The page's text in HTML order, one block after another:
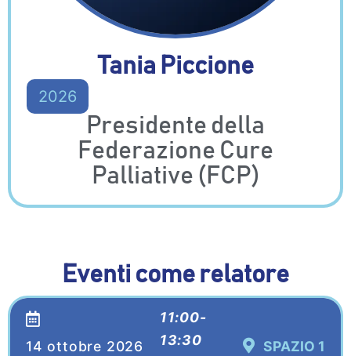
Tania Piccione
2026
Presidente della
Federazione Cure
Palliative (FCP)
Eventi come relatore
14 ottobre 2026
11:00-
13:30
SPAZIO 1